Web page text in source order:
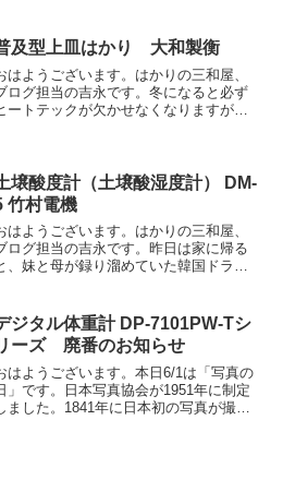
音声式重量選別機 『分太Ⅱシリーズ』
ご紹介です。果物...
及型上皿はかり 大和製衡
はようございます。はかりの三和屋、
ログ担当の吉永です。冬になると必ず
ートテックが欠かせなくなりますが、
ます笑本日は、ベストセ...
壌酸度計（土壌酸湿度計） DM-
竹村電機
はようございます。はかりの三和屋、
ログ担当の吉永です。昨日は家に帰る
、妹と母が録り溜めていた韓国ドラマ
韓ドラを録画しては休みの日に観るの
楽しみにしていましたが...
ジタル体重計 DP-7101PW-Tシ
ーズ 廃番のお知らせ
はようございます。本日6/1は「写真の
」です。日本写真協会が1951年に制定
ました。1841年に日本初の写真が撮影